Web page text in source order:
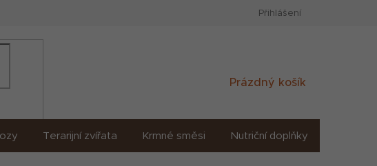
(AI) Přihlášení
Nákupní
Prázdný košík
Terarijní zvířata Krmné směsi Nutriční doplňky